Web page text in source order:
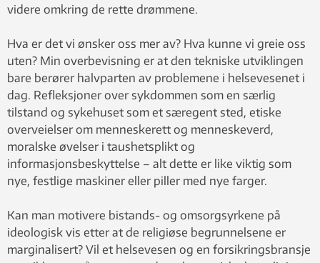
videre omkring de rette drømmene.
Hva er det vi ønsker oss mer av? Hva kunne vi greie oss
uten? Min overbevisning er at den tekniske utviklingen
bare berører halvparten av problemene i helsevesenet i
dag. Refleksjoner over sykdommen som en særlig
tilstand og sykehuset som et særegent sted, etiske
overveielser om menneskerett og menneskeverd,
moralske øvelser i taushetsplikt og
informasjonsbeskyttelse – alt dette er like viktig som
nye, festlige maskiner eller piller med nye farger.
Kan man motivere bistands- og omsorgsyrkene på
ideologisk vis etter at de religiøse begrunnelsene er
marginalisert? Vil et helsevesen og en forsikringsbransje